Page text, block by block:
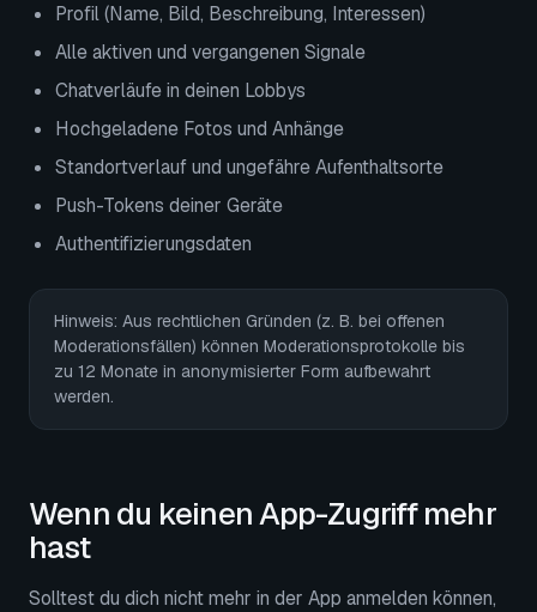
Profil (Name, Bild, Beschreibung, Interessen)
Alle aktiven und vergangenen Signale
Chatverläufe in deinen Lobbys
Hochgeladene Fotos und Anhänge
Standortverlauf und ungefähre Aufenthaltsorte
Push-Tokens deiner Geräte
Authentifizierungsdaten
Hinweis: Aus rechtlichen Gründen (z. B. bei offenen
Moderationsfällen) können Moderationsprotokolle bis
zu 12 Monate in anonymisierter Form aufbewahrt
werden.
Wenn du keinen App-Zugriff mehr
hast
Solltest du dich nicht mehr in der App anmelden können,